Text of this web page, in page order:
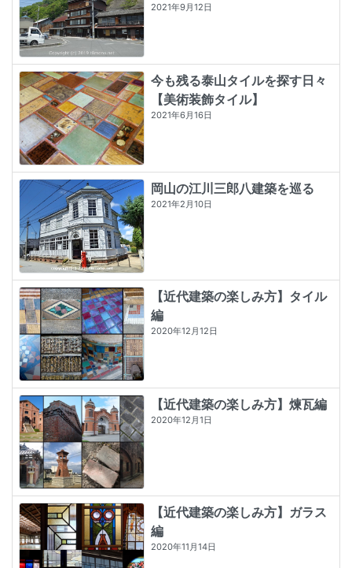
2021年9月12日
今も残る泰山タイルを探す日々
【美術装飾タイル】
2021年6月16日
岡山の江川三郎八建築を巡る
2021年2月10日
【近代建築の楽しみ方】タイル
編
2020年12月12日
【近代建築の楽しみ方】煉瓦編
2020年12月1日
【近代建築の楽しみ方】ガラス
編
2020年11月14日